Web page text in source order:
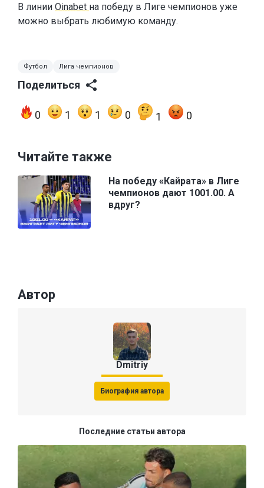
В линии Oinabet на победу в Лиге чемпионов уже
можно выбрать любимую команду.
Футбол Лига чемпионов
Поделиться
0 1 1 0 1 0
Читайте также
На победу «Кайрата» в Лиге
чемпионов дают 1001.00. А
вдруг?
Автор
Dmitriy
Биография автора
Последние статьи автора